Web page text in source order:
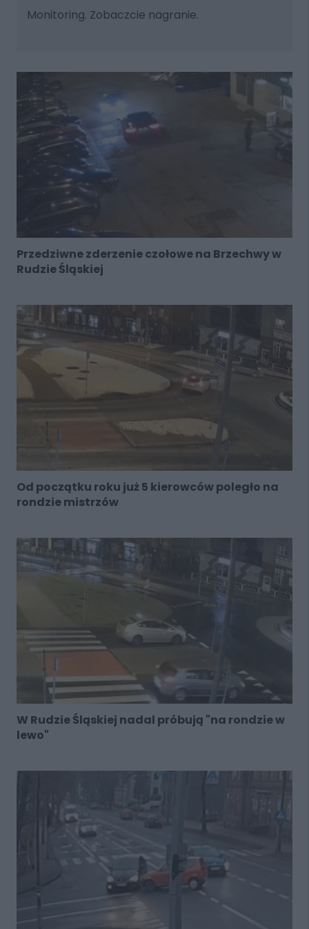
Monitoring. Zobaczcie nagranie.
Przedziwne zderzenie czołowe na Brzechwy w
Rudzie Śląskiej
Od początku roku już 5 kierowców poległo na
rondzie mistrzów
W Rudzie Śląskiej nadal próbują "na rondzie w
lewo"